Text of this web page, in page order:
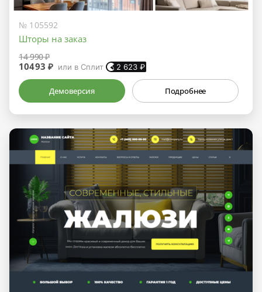
№ 105592
Шторы на заказ
14 990 ₽
10493 ₽ или в Сплит 2 623 ₽
Демоверсия Подробнее